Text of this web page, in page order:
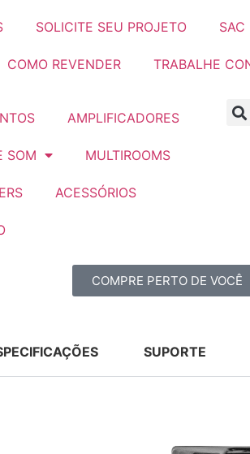
SOLICITE SEU PROJETO SAC
COMO REVENDER TRABALHE
AMPLIFICADORES
SOM MULTIROOMS
ACESSÓRIOS
COMPRE PERTO DE VOCÊ
SUPORTE